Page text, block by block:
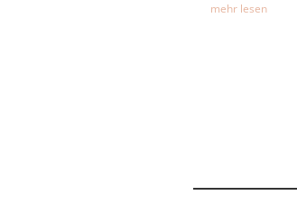
mehr lesen